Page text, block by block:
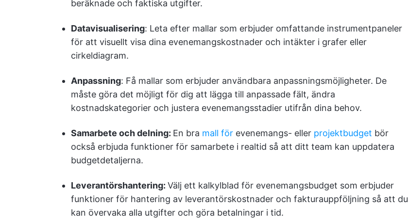
beräknade och faktiska utgifter.
Datavisualisering: Leta efter mallar som erbjuder omfattande instrumentpaneler
för att visuellt visa dina evenemangskostnader och intäkter i grafer eller
cirkeldiagram.
Anpassning: Få mallar som erbjuder användbara anpassningsmöjligheter. De
måste göra det möjligt för dig att lägga till anpassade fält, ändra
kostnadskategorier och justera evenemangsstadier utifrån dina behov.
Samarbete och delning: En bra mall för evenemangs- eller projektbudget bör
också erbjuda funktioner för samarbete i realtid så att ditt team kan uppdatera
budgetdetaljerna.
Leverantörshantering: Välj ett kalkylblad för evenemangsbudget som erbjuder
funktioner för hantering av leverantörskostnader och fakturauppföljning så att du
kan övervaka alla utgifter och göra betalningar i tid.